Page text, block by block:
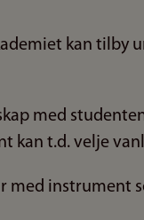
kan tilby
med
kan t.d. velje
med instrument